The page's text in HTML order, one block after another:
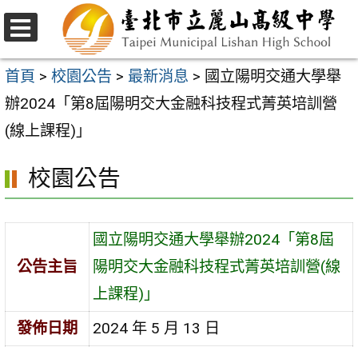
跳
至
主
要
內
區
選
單
首頁 > 校園公告 > 最新消息 > 國立陽明交通大學舉
辦2024「第8屆陽明交大金融科技程式菁英培訓營
(線上課程)」
校園公告
公告主旨
國立陽明交通大學舉辦2024「第8屆
陽明交大金融科技程式菁英培訓營(線
上課程)」
發佈日期
2024 年 5 月 13 日